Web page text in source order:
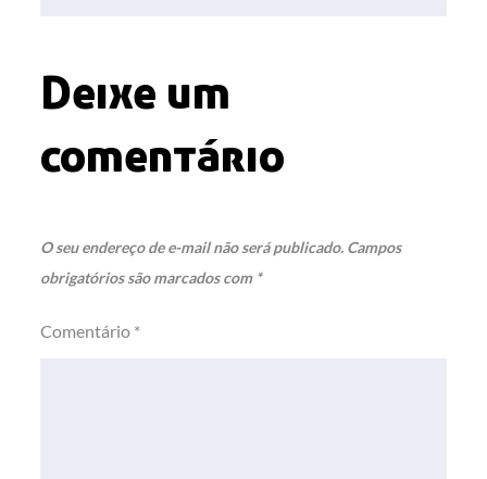
Deixe um
comentário
O seu endereço de e-mail não será publicado. Campos
obrigatórios são marcados com *
Comentário *